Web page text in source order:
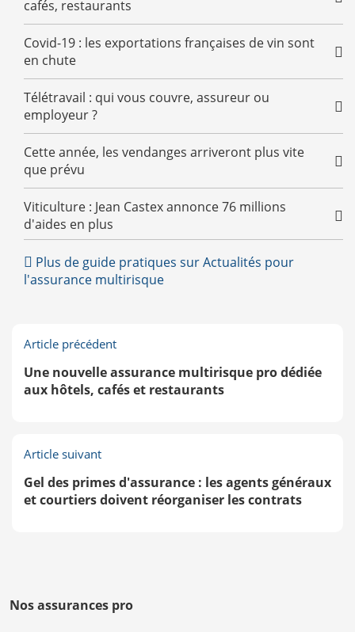
cafés, restaurants
Covid-19 : les exportations françaises de vin sont
en chute
Télétravail : qui vous couvre, assureur ou
employeur ?
Cette année, les vendanges arriveront plus vite
que prévu
Viticulture : Jean Castex annonce 76 millions
d'aides en plus
Crédit Mutuel et CIC verseront 200 millions aux
professionnels
Plus de guide pratiques sur Actualités pour
l'assurance multirisque
Article précédent
Une nouvelle assurance multirisque pro dédiée
aux hôtels, cafés et restaurants
Article suivant
Gel des primes d'assurance : les agents généraux
et courtiers doivent réorganiser les contrats
Nos assurances pro